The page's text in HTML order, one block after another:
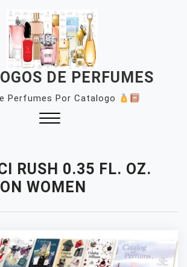
DE PERFUMES
Perfumes Por Catalogo
RUSH 0.35 FL. OZ.
WOMEN